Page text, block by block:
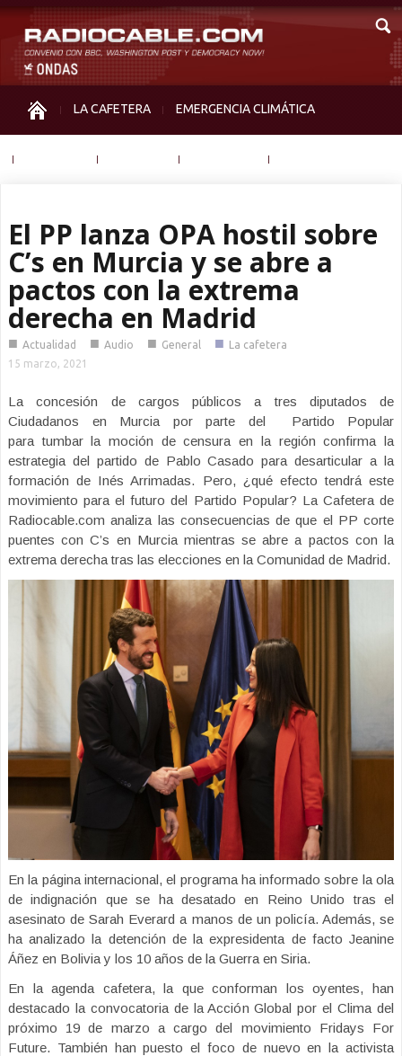
LA CAFETERA EMERGENCIA CLIMÁTICA
El PP lanza OPA hostil sobre
C’s en Murcia y se abre a
pactos con la extrema
derecha en Madrid
■ Actualidad ■ Audio ■ General ■ La cafetera
15 marzo, 2021
La concesión de cargos públicos a tres diputados de
Ciudadanos en Murcia por parte del Partido Popular
para tumbar la moción de censura en la región confirma la
estrategia del partido de Pablo Casado para desarticular a la
formación de Inés Arrimadas. Pero, ¿qué efecto tendrá este
movimiento para el futuro del Partido Popular? La Cafetera de
Radiocable.com analiza las consecuencias de que el PP corte
puentes con C’s en Murcia mientras se abre a pactos con la
extrema derecha tras las elecciones en la Comunidad de Madrid.
En la página internacional, el programa ha informado sobre la ola
de indignación que se ha desatado en Reino Unido tras el
asesinato de Sarah Everard a manos de un policía. Además, se
ha analizado la detención de la expresidenta de facto Jeanine
Áñez en Bolivia y los 10 años de la Guerra en Siria.
En la agenda cafetera, la que conforman los oyentes, han
destacado la convocatoria de la Acción Global por el Clima del
próximo 19 de marzo a cargo del movimiento Fridays For
Future. También han puesto el foco de nuevo en la activista